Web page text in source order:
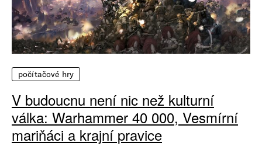
počítačové hry
V budoucnu není nic než kulturní
válka: Warhammer 40 000, Vesmírní
mariňáci a krajní pravice